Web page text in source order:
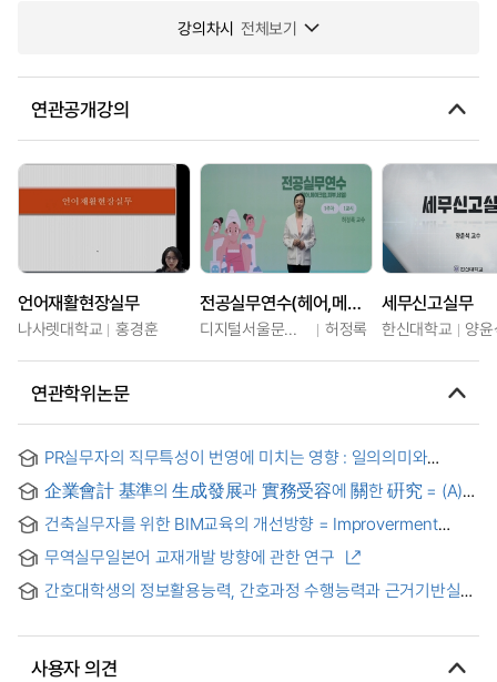
강의차시 전체보기
연관공개강의
언어재활현장실무
나사렛대학교 홍경훈
전공실무연수(헤어,메이크업,피부,네일)
디지털서울문화예술대학교 허정록
세무신고실무
한신대학교 양
연관학위논문
PR실무자의 직무특성이 번영에 미치는 영향 : 일의의미와
직무열의의 이중매개효과 검증 = The double mediation effect
of job engagement, meaning of work between job
characteristics and flourish of PR practitioners
企業會計 基準의 生成發展과 實務受容에 關한 硏究 = (A)
acceptance of "accounting standards for business
enterprises"
건축실무자를 위한 BIM교육의 개선방향 = Improverment
무역실무일본어 교재개발 방향에 관한 연구
간호대학생의 정보활용능력, 간호과정 수행능력과 근거기반실무
사용자 의견